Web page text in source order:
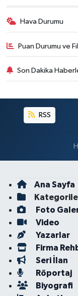
Hava Durumu
Puan Durumu ve
Son Dakika
RSS
Ana Sayfa
Foto
Video
Yazarlar
Firma
Seri İlan
Röportaj
Biyografi